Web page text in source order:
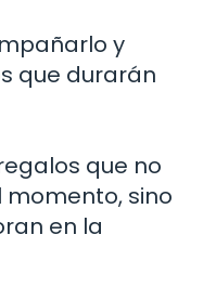
y
que durarán
que no
momento, sino
en la